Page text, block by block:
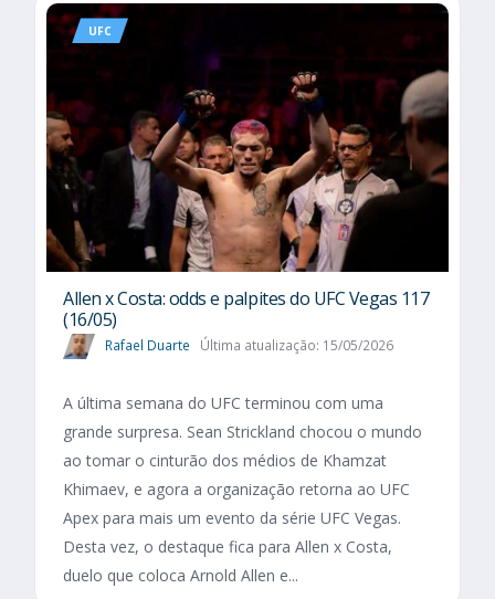
UFC
Allen x Costa: odds e palpites do UFC Vegas 117
(16/05)
Rafael Duarte Última atualização: 15/05/2026
A última semana do UFC terminou com uma
grande surpresa. Sean Strickland chocou o mundo
ao tomar o cinturão dos médios de Khamzat
Khimaev, e agora a organização retorna ao UFC
Apex para mais um evento da série UFC Vegas.
Desta vez, o destaque fica para Allen x Costa,
duelo que coloca Arnold Allen e...